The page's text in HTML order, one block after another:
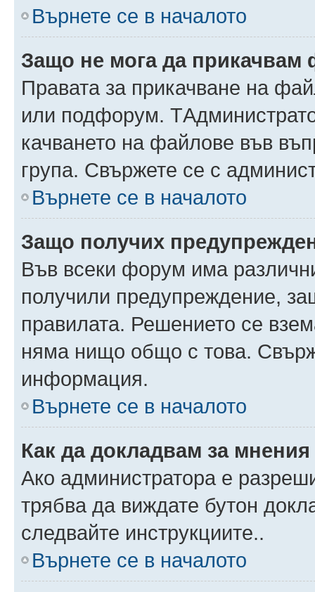
Върнете се в началото
Защо не мога да прикачвам
Правата за прикачване на
или подфорум.
качването на файлове във
група. Свържете се с
Върнете се в началото
Защо получих
Във всеки форум има
получили предупреждение,
правилата. Решението се
няма нищо общо с това.
информация.
Върнете се в началото
Как да докладвам за
Ако администратора е
трябва да виждате бутон
следвайте инструкциите..
Върнете се в началото